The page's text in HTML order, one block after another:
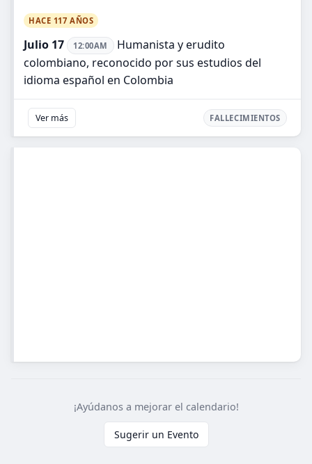
HACE 117 AÑOS
Julio 17 12:00AM
Humanista y erudito
colombiano, reconocido por sus estudios del
idioma español en Colombia
Ver más FALLECIMIENTOS
¡Ayúdanos a mejorar el calendario!
Sugerir un Evento